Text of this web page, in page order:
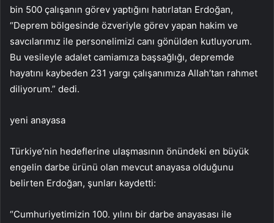
bin 500 çalışanın görev yaptığını hatırlatan Erdoğan,
“Deprem bölgesinde özveriyle görev yapan hakim ve
savcılarımız ile personelimizi canı gönülden kutluyorum.
Bu vesileyle adalet camiamıza başsağlığı, depremde
hayatını kaybeden 231 yargı çalışanımıza Allah’tan rahmet
diliyorum.” dedi.
yeni anayasa
Türkiye’nin hedeflerine ulaşmasının önündeki en büyük
engelin darbe ürünü olan mevcut anayasa olduğunu
belirten Erdoğan, şunları kaydetti:
“Cumhuriyetimizin 100. yılını bir darbe anayasası ile